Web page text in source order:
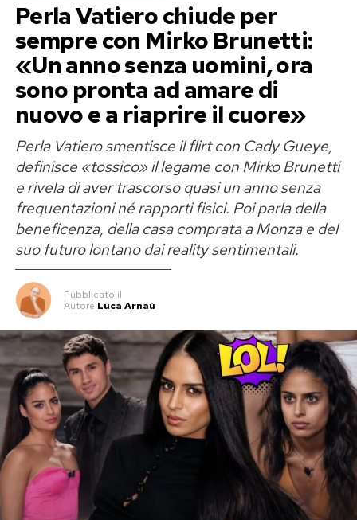
Perla Vatiero chiude per
sempre con Mirko Brunetti:
«Un anno senza uomini, ora
sono pronta ad amare di
nuovo e a riaprire il cuore»
Perla Vatiero smentisce il flirt con Cady Gueye,
definisce «tossico» il legame con Mirko Brunetti
e rivela di aver trascorso quasi un anno senza
frequentazioni né rapporti fisici. Poi parla della
beneficenza, della casa comprata a Monza e del
suo futuro lontano dai reality sentimentali.
Pubblicato il
Autore Luca Arnaù